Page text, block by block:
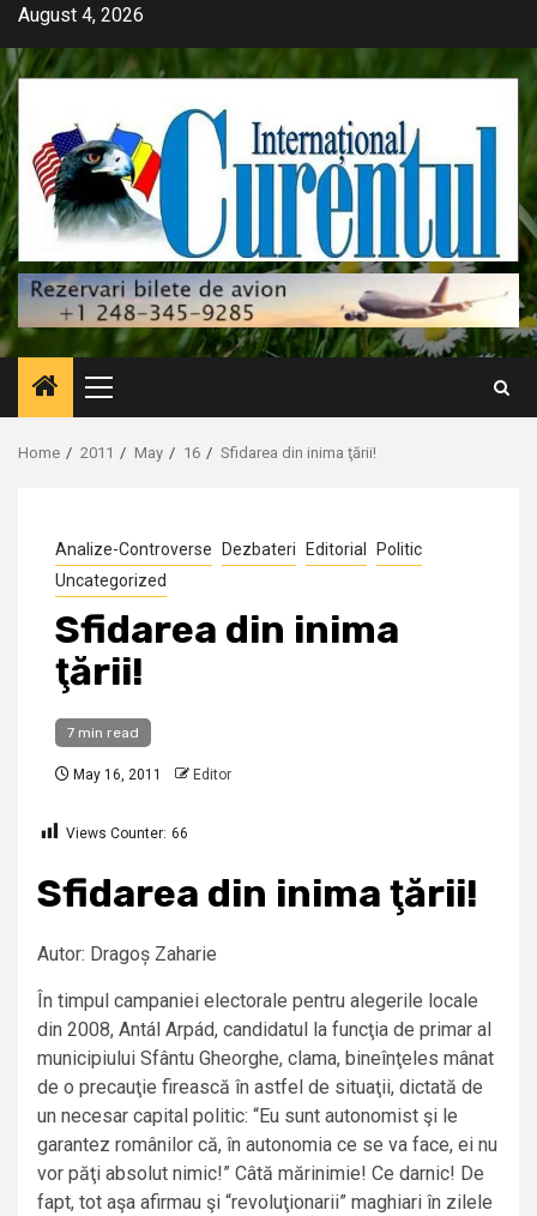
Skip
content
August 4, 2026
Primary
Menu
Home 2011 May 16 Sfidarea din inima ţării!
Analize-Controverse Dezbateri Editorial
Politic
Uncategorized
Sfidarea din inima
ţării!
7 min read
May 16, 2011 Editor
Views Counter: 66
Sfidarea din inima ţării!
Autor: Dragoș Zaharie
În timpul campaniei electorale pentru alegerile locale
din 2008, Antál Arpád, candidatul la funcţia de primar al
municipiului Sfântu Gheorghe, clama, bineînţeles mânat
de o precauţie firească în astfel de situaţii, dictată de
un necesar capital politic: “Eu sunt autonomist şi le
garantez românilor că, în autonomia ce se va face, ei nu
vor păţi absolut nimic!” Câtă mărinimie! Ce darnic! De
fapt, tot aşa afirmau şi “revoluţionarii” maghiari în zilele